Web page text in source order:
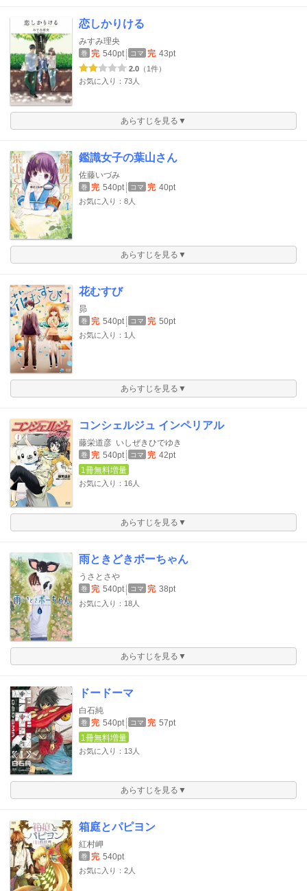
恋しかりける
みすみ理央
巻 完 540pt コマ 完 43pt
2.0 （1件）
お気に入り：73人
あらすじを見る▼
鑑識女子の葉山さん
佐藤いづみ
巻 完 540pt コマ 完 40pt
お気に入り：8人
あらすじを見る▼
花むすび
昴
巻 完 540pt コマ 完 50pt
お気に入り：1人
あらすじを見る▼
コンシェルジュ インペリアル
藤栄道彦 いしぜきひでゆき
巻 完 540pt コマ 完 42pt
1冊無料増量
お気に入り：16人
あらすじを見る▼
雨ときどきボーちゃん
うさとさや
巻 完 540pt コマ 完 38pt
お気に入り：18人
あらすじを見る▼
ドードーマ
白石純
巻 完 540pt コマ 完 57pt
1冊無料増量
お気に入り：13人
あらすじを見る▼
箱庭とパピヨン
紅村岬
巻 完 540pt
お気に入り：2人